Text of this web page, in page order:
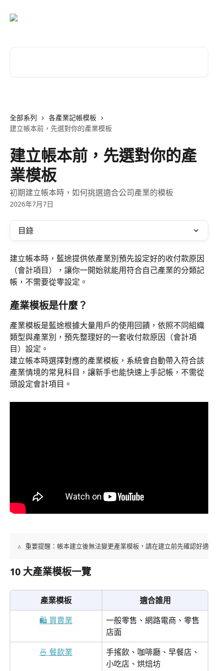
全部系列
各產業記帳模板
建立帳本前，先選對你的產業模板
建立帳本前，先選對你的產
業模板
初期建立帳本時，如何挑選適合公司產業的模板
2026年7月7日
目錄
建立帳本時，藍途提供依產業別預先設定好的收付款原因
（會計項目），讓你一開始就能用符合自己產業的分類記
帳，不需要從零設定。
產業模板是什麼？
產業模板是藍途根據大量用戶的使用回饋，依照不同組織
類型與產業別，預先整理好的一套收付款原因（會計項
目）設定。
建立帳本時選擇對應的產業模板，系統會自動帶入符合該
產業情境的常見科目，讓新手也能快速上手記帳，不需從
頭設定會計項目。
⚠️ 重要提醒：帳本建立後無法變更產業模板，請在建立前先確認好適合
10 大產業模板一覽
產業模板
適合誰用
🛍️ 買賣業
一般零售、網路電商、零售
店面
🍜 餐飲業
手搖飲、咖啡廳、早餐店、
小吃店、烘焙坊